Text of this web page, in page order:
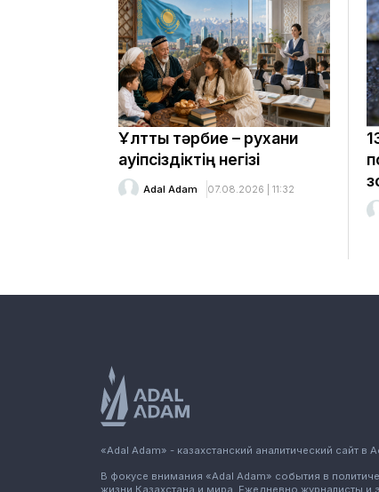
Ұлттық тәрбие – рухани
қауіпсіздіктің негізі
Adal Adam 07.08.2026 | 11:32
«Adal Adam» - казахстанский аналитический сайт в
В фокусе внимания «Adal Adam» события в